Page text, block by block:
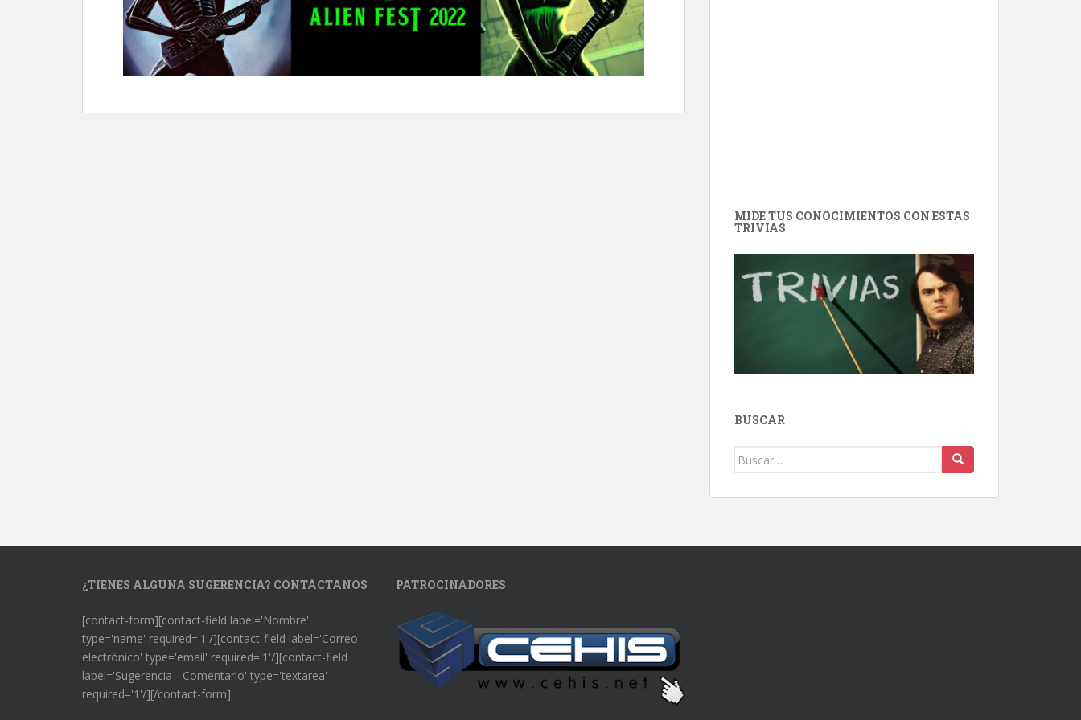
MIDE TUS CONOCIMIENTOS CON ESTAS
TRIVIAS
BUSCAR
Buscar:
¿TIENES ALGUNA SUGERENCIA? CONTÁCTANOS
[contact-form][contact-field label='Nombre'
type='name' required='1'/][contact-field label='Correo
electrónico' type='email' required='1'/][contact-field
label='Sugerencia - Comentario' type='textarea'
required='1'/][/contact-form]
PATROCINADORES